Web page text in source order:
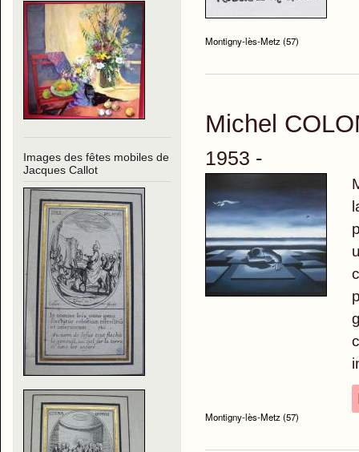
Images des fêtes mobiles de
Jacques Callot
Montigny-lès-Metz (57)
Michel
1953 -
Montigny-lès-Metz (57)